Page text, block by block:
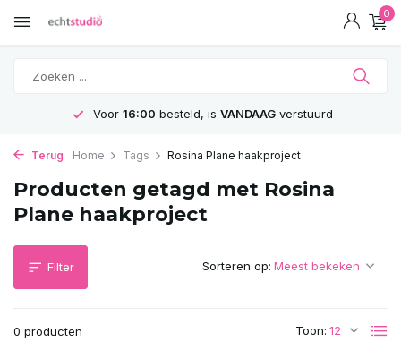
0
Voor 16:00 besteld, is VANDAAGverstuurd
Terug Home Tags Rosina Plane haakproject
Producten getagd met Rosina
Plane haakproject
Filter
0 producten Toon:
Sorteren op: